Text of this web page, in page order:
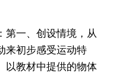
一、创设情境，从
来初步感受运动特
以教材中提供的物体